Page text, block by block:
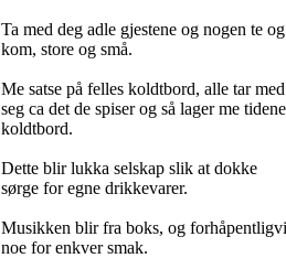
Ta med deg adle gjestene og nogen te og
kom, store og små.
Me satse på felles koldtbord, alle tar med
seg ca det de spiser og så lager me
koldtbord.
Dette blir lukka selskap slik at dokke
sørge for egne drikkevarer.
Musikken blir fra boks, og
noe for enkver smak.